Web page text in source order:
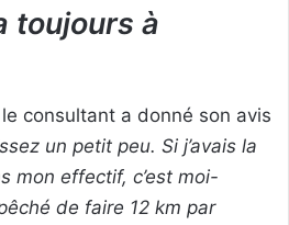
toujours à
le consultant a donné son avis
un petit peu. Si j’avais la
mon effectif, c’est moi-
de faire 12 km par